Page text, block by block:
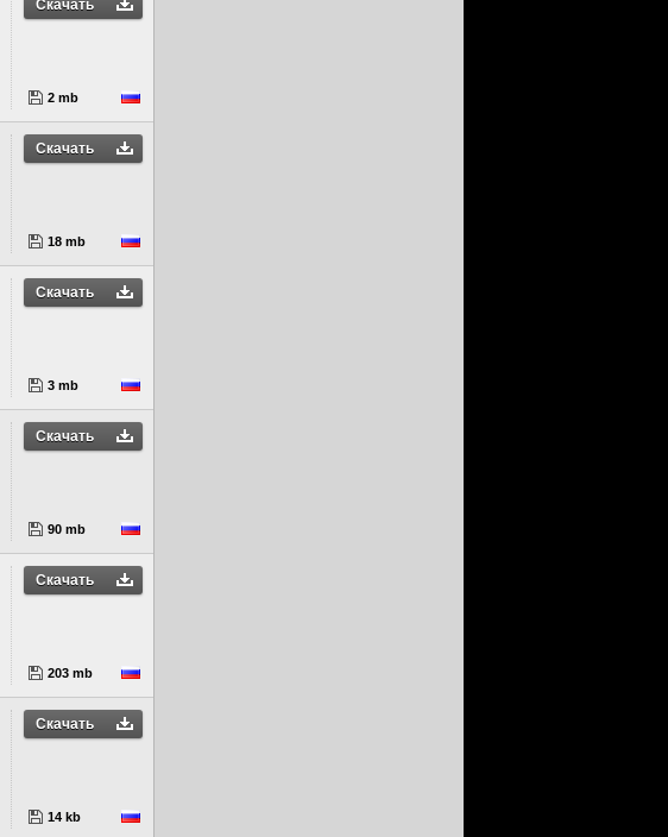
Скачать
2 mb
Скачать
18 mb
Скачать
3 mb
Скачать
90 mb
Скачать
203 mb
Скачать
14 kb